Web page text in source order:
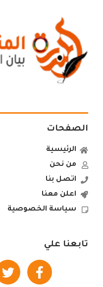
الصفحات
الرئيسية
من نحن
اتصل بنا
اعلن معنا
سياسة الخصوصية
تابعنا علي